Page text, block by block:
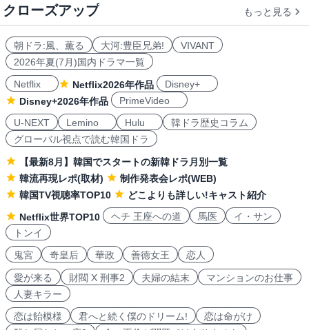
クローズアップ もっと見る
朝ドラ:風、薫る 大河:豊臣兄弟!
VIVANT
2026年夏(7月)国内ドラマ一覧
Netflix
Netflix2026年作品
Disney+
Disney+2026年作品
PrimeVideo
U-NEXT
Lemino Hulu
韓ドラ歴史コラム
グローバル視点で読む韓国ドラ
【最新8月】韓国でスタートの新韓ドラ月別一覧
韓流再現レポ(取材)
制作発表会レポ(WEB)
韓国TV視聴率TOP10
どこよりも詳しい!キャスト紹介
Netflix世界TOP10
ヘチ 王座への道 馬医
イ・サン
トンイ
鬼宮
奇皇后 華政 善徳女王 恋人
愛が来る 財閥 X 刑事2 夫婦の結末
マンションのお仕事
人妻キラー
恋は飴模様
君へと続く僕のドリーム!
恋は命がけ